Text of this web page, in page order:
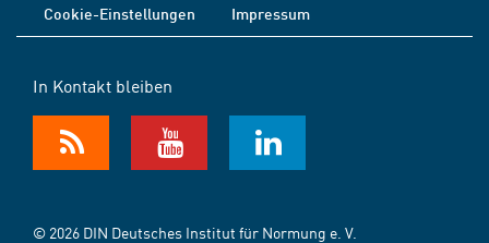
Cookie-Einstellungen
Impressum
In Kontakt bleiben
© 2026 DIN Deutsches Institut für Normung e. V.